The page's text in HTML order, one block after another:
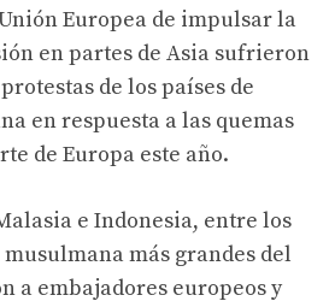
Europea de impulsar la
en partes de Asia sufrieron
de los países de
en respuesta a las quemas
de Europa este año.
e Indonesia, entre los
más grandes del
a embajadores europeos y